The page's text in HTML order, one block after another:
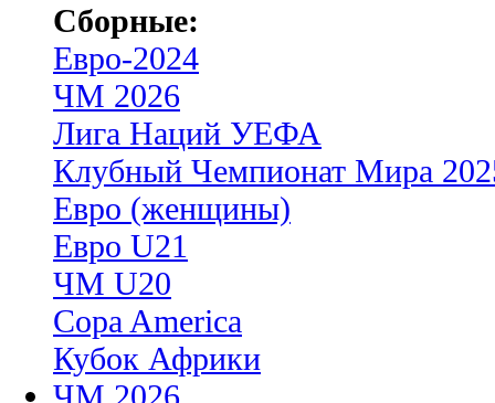
Сборные:
Евро-2024
ЧМ 2026
Лига Наций УЕФА
Клубный Чемпионат Мира
Евро (женщины)
Евро U21
ЧМ U20
Copa America
Кубок Африки
ЧМ 2026